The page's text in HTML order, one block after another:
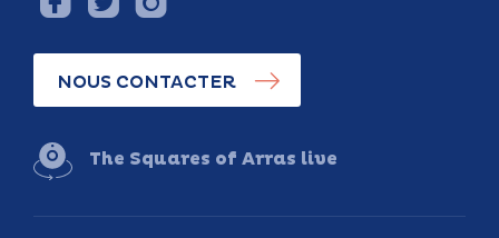
NOUS CONTACTER
The Squares of Arras live